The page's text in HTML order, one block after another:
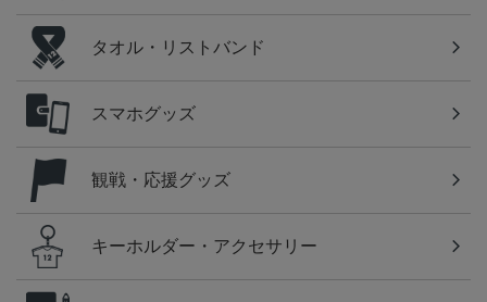
タオル・リストバンド
スマホグッズ
観戦・応援グッズ
キーホルダー・アクセサリー